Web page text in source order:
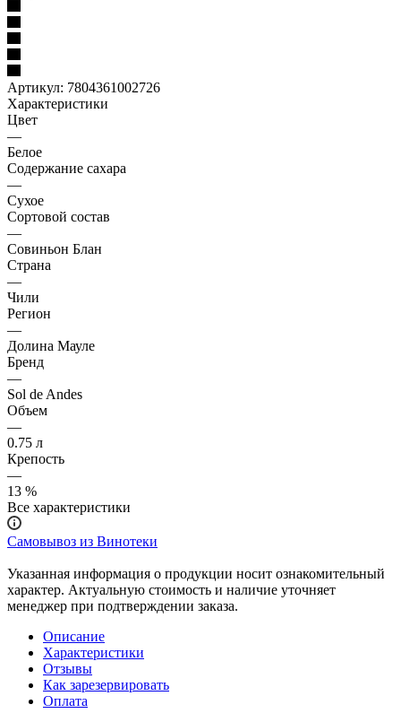
Артикул: 7804361002726
Характеристики
Цвет
—
Белое
Содержание сахара
—
Сухое
Сортовой состав
—
Совиньон Блан
Страна
—
Чили
Регион
—
Долина Мауле
Бренд
—
Sol de Andes
Объем
—
0.75 л
Крепость
—
13 %
Все характеристики
Самовывоз из Винотеки
Указанная информация о продукции носит ознакомительный
характер. Актуальную стоимость и наличие уточняет
менеджер при подтверждении заказа.
Описание
Характеристики
Отзывы
Как зарезервировать
Оплата